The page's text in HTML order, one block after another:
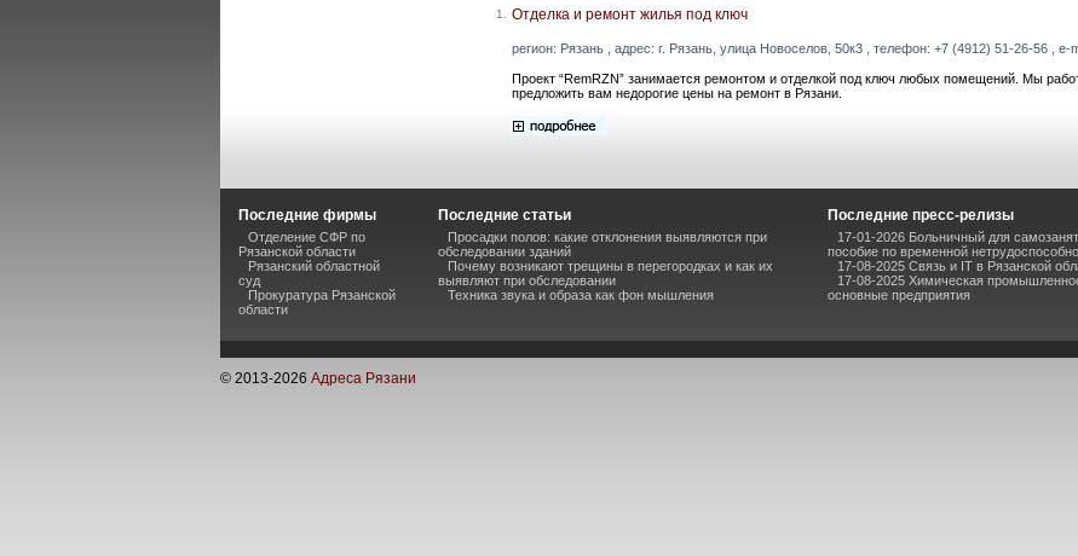
1. Отделка и ремонт жилья под ключ
регион: Рязань , адрес: г. Рязань, улица Новоселов, 50к3 , телефон: +7 (4912) 51-26-56 , e-
Проект “RemRZN” занимается ремонтом и отделкой под ключ любых помещений. Мы
предложить вам недорогие цены на ремонт в Рязани.
Последние фирмы
Отделение СФР по
Рязанской области
Рязанский областной
суд
Прокуратура Рязанской
области
Последние статьи
Просадки полов: какие отклонения выявляются при
обследовании зданий
Почему возникают трещины в перегородках и как их
выявляют при обследовании
Техника звука и образа как фон мышления
Последние пресс-релизы
17-01-2026 Больничный для
пособие по временной
17-08-2025 Связь и IT в Рязанской
17-08-2025 Химическая
основные предприятия
© 2013-2026 Адреса Рязани